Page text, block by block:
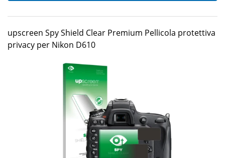
upscreen Spy Shield Clear Premium Pellicola protettiva
privacy per Nikon D610